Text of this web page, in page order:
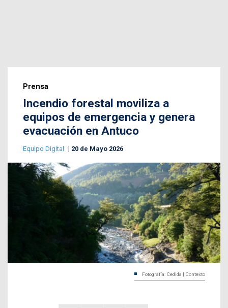
Prensa
Incendio forestal moviliza a
equipos de emergencia y genera
evacuación en Antuco
Equipo Digital 20 de Mayo 2026
Fotografía: Cedida | Contexto